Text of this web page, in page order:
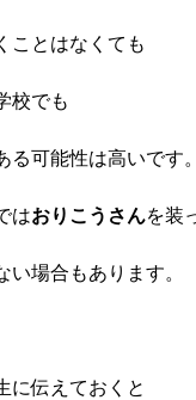
ことはなくても
校でも
る可能性は高いです。
はおりこうさんを装
場合もあります。
に伝えておくと